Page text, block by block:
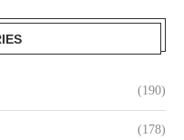
(190)
(178)